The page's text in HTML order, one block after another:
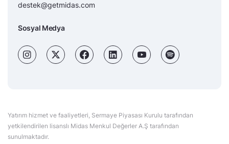
destek@getmidas.com
Sosyal Medya
Yatırım hizmet ve faaliyetleri, Sermaye Piyasası Kurulu tarafından
yetkilendirilen lisanslı Midas Menkul Değerler A.Ş tarafından
sunulmaktadır.